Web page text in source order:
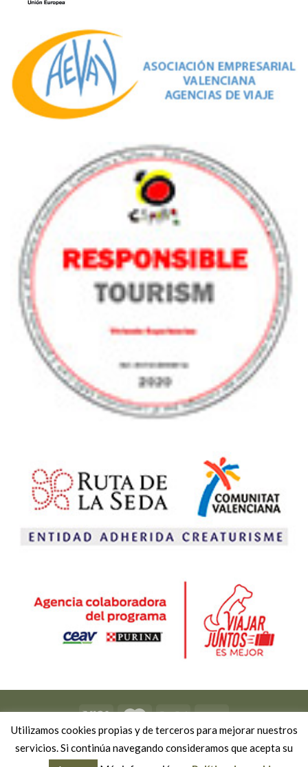
Viviendo Experiencias -
Política de privacidad
- Política de cookies-Política de reservas y cancelaciones
Utilizamos cookies propias y de terceros para mejorar nuestros
servicios. Si continúa navegando consideramos que acepta su